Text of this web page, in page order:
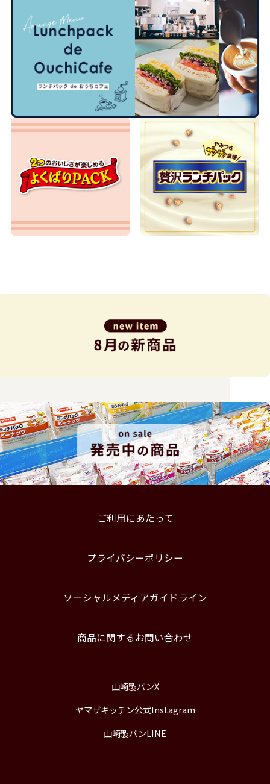
ご利用にあたって
プライバシーポリシー
ソーシャルメディアガイドライン
商品に関するお問い合わせ
山崎製パンX
ヤマザキッチン公式Instagram
山崎製パンLINE